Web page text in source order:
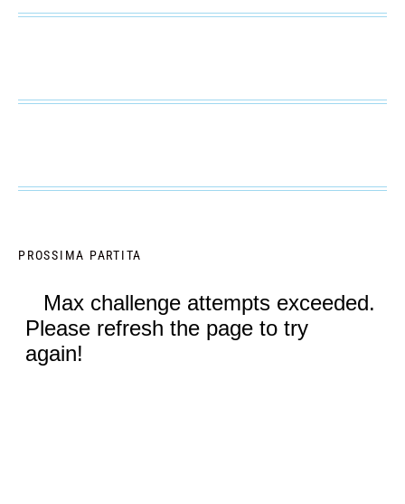
PROSSIMA PARTITA